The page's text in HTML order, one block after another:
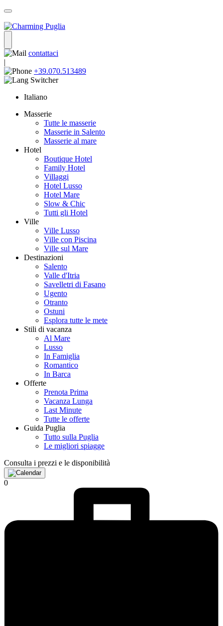
contattaci
|
+39.070.513489
Italiano
Masserie
Tutte le masserie
Masserie in Salento
Masserie al mare
Hotel
Boutique Hotel
Family Hotel
Villaggi
Hotel Lusso
Hotel Mare
Slow & Chic
Tutti gli Hotel
Ville
Ville Lusso
Ville con Piscina
Ville sul Mare
Destinazioni
Salento
Valle d'Itria
Savelletri di Fasano
Ugento
Otranto
Ostuni
Esplora tutte le mete
Stili di vacanza
Al Mare
Lusso
In Famiglia
Romantico
In Barca
Offerte
Prenota Prima
Vacanza Lunga
Last Minute
Tutte le offerte
Guida Puglia
Tutto sulla Puglia
Le migliori spiagge
Consulta i prezzi e le disponibilità
0